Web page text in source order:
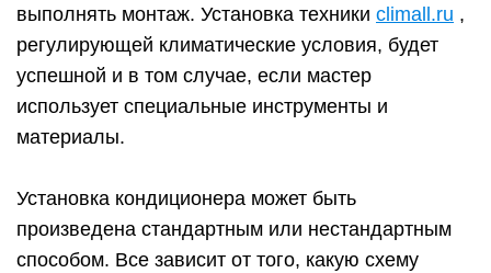
выполнять монтаж. Установка техники climall.ru ,
регулирующей климатические условия, будет
успешной и в том случае, если мастер
использует специальные инструменты и
материалы.
Установка кондиционера может быть
произведена стандартным или нестандартным
способом. Все зависит от того, какую схему